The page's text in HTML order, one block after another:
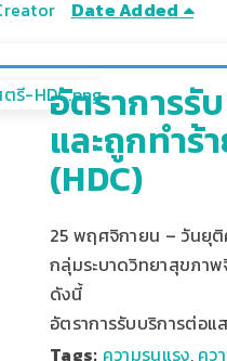
Date Added
อัตราการรั
และถูกทำร้
(HDC)
25 พฤศจิกายน – วันยุ
กลุ่มระบาดวิทยาสุขภา
ดังนี้
อัตราการรับบริการต่อแ
Tags: ความรุนแรง, คว